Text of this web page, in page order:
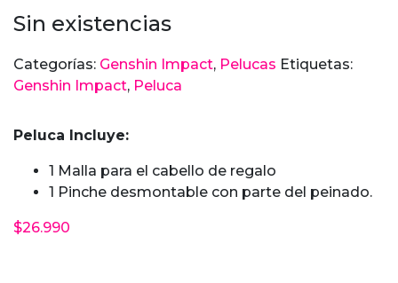
$26.990
Peluca Incluye:
1 Malla para el cabello de regalo
1 Pinche desmontable con parte del peinado.
Sin existencias
Categorías: Genshin Impact, Pelucas Etiquetas:
Genshin Impact, Peluca